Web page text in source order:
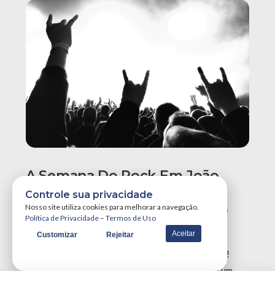
A Semana Do Rock Em João
Pessoa Promete Um Dos
Maiores Finais De Semana Do
Ano!
A Semana do Rock em João Pessoa tá destruidora!
Simplesmente teremos três grandes eventos em um
Controle sua privacidade
Nosso site utiliza cookies para melhorar a navegação.
Política de Privacidade – Termos de Uso
Customizar Rejeitar Aceitar